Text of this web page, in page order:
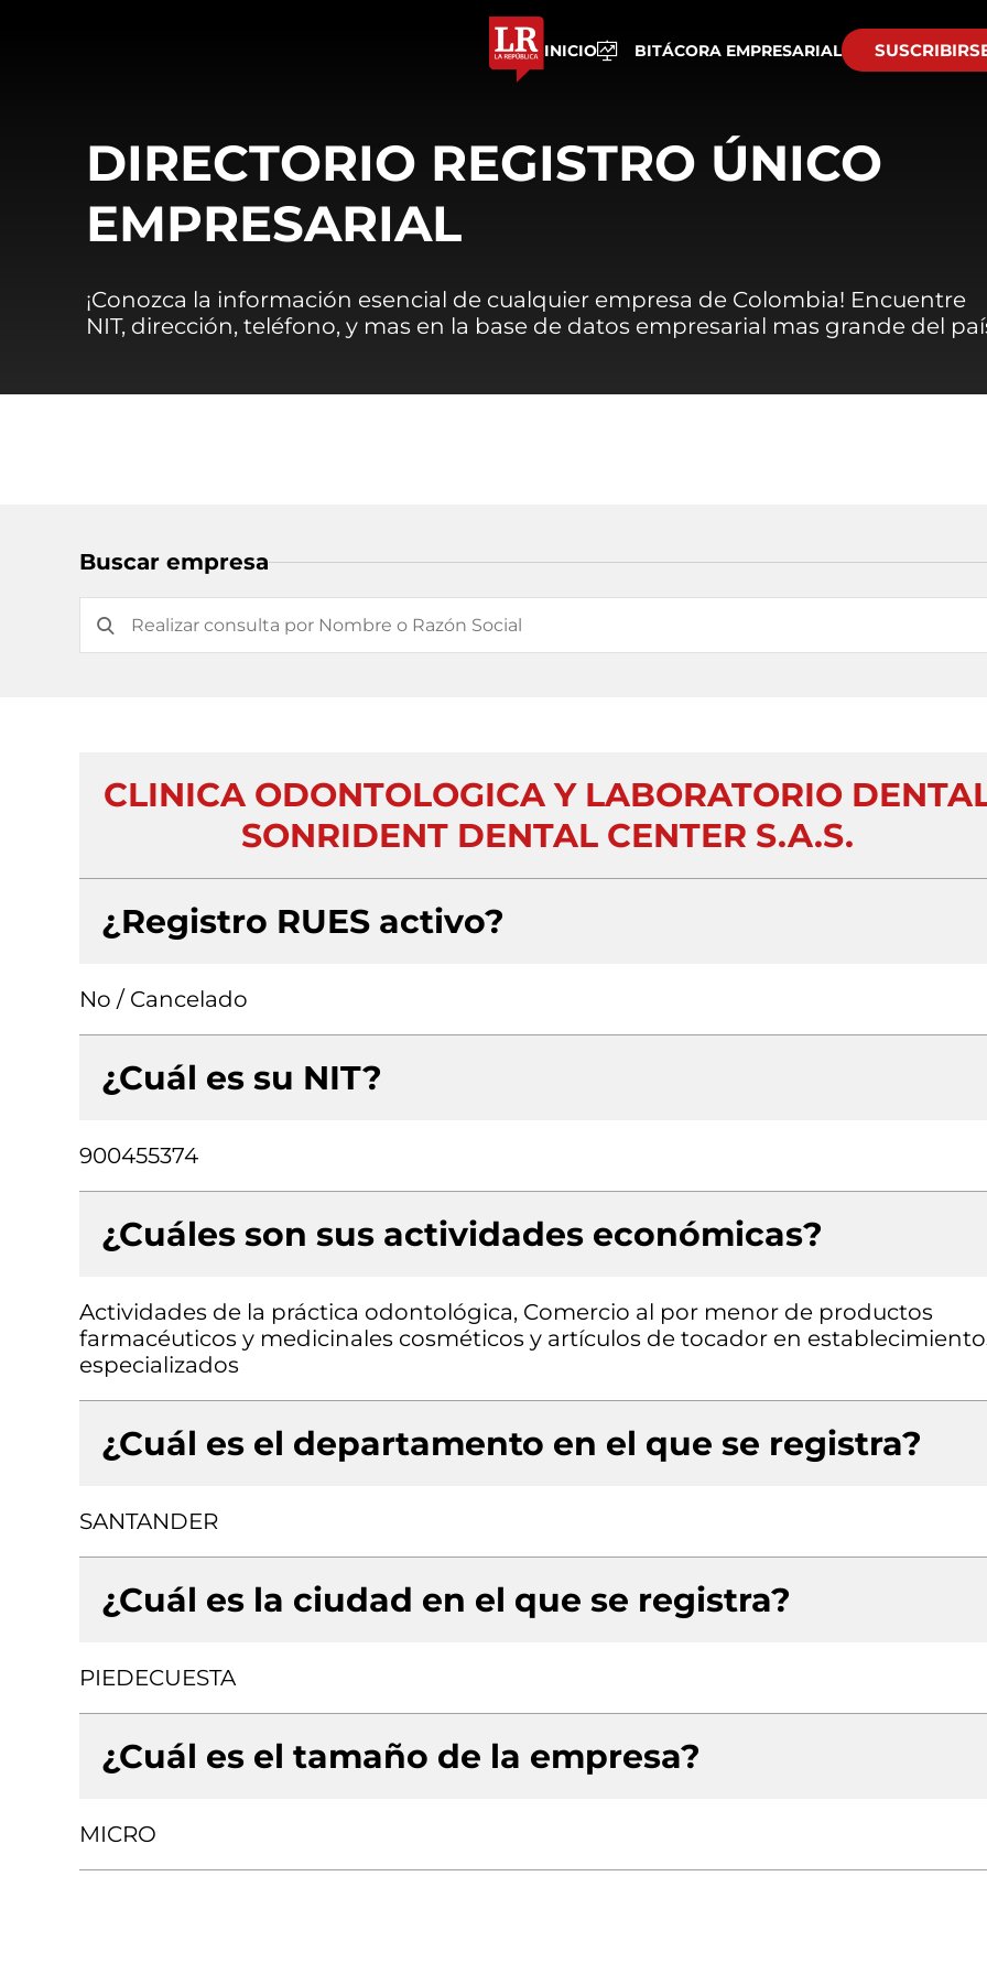
INICIO BITÁCORA EMPRESARIAL
DIRECTORIO REGISTRO ÚNICO
EMPRESARIAL
¡Conozca la información esencial de cualquier empresa de Colombia! Encuentre
NIT, dirección, teléfono, y mas en la base de datos empresarial mas grande del
Buscar empresa
CLINICA ODONTOLOGICA Y LABORATORIO
SONRIDENT DENTAL CENTER S.A.S.
¿Registro RUES activo?
No / Cancelado
¿Cuál es su NIT?
900455374
¿Cuáles son sus actividades económicas?
Actividades de la práctica odontológica, Comercio al por menor de productos
farmacéuticos y medicinales cosméticos y artículos de tocador en
especializados
¿Cuál es el departamento en el que se registra?
SANTANDER
¿Cuál es la ciudad en el que se registra?
PIEDECUESTA
¿Cuál es el tamaño de la empresa?
MICRO